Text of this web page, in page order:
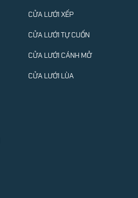
CỬA LƯỚI XẾP
CỬA LƯỚI TỰ CUỐN
CỬA LƯỚI CÁNH MỞ
CỬA LƯỚI LÙA